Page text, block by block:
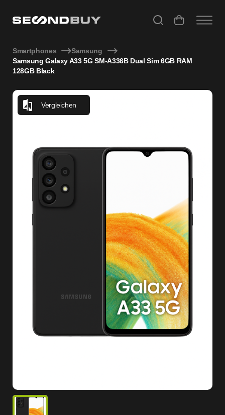
Smartphones
Samsung
Samsung Galaxy A33 5G SM-A336B Dual Sim 6GB RAM
128GB Black
Vergleichen